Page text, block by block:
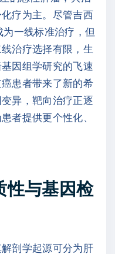
疗为主。尽管吉西
为一线标准治疗，但
治疗选择有限，生
因组学研究的飞速
患者带来了新的希
异，靶向治疗正逐
者提供更个性化、
性与基因检
剖学起源可分为肝